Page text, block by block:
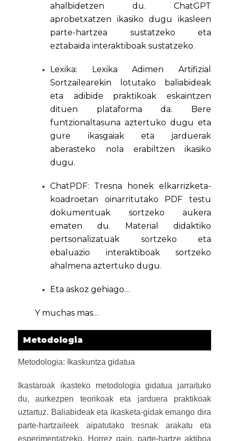
ahalbidetzen du. ChatGPT
aprobetxatzen ikasiko dugu ikasleen
parte-hartzea sustatzeko eta
eztabaida interaktiboak sustatzeko.
Lexika: Lexika Adimen Artifizial
Sortzailearekin lotutako baliabideak
eta adibide praktikoak eskaintzen
dituen plataforma da. Bere
funtzionaltasuna aztertuko dugu eta
gure ikasgaiak eta jarduerak
aberasteko nola erabiltzen ikasiko
dugu.
ChatPDF: Tresna honek elkarrizketa-
koadroetan oinarritutako PDF testu
dokumentuak sortzeko aukera
ematen du. Material didaktiko
pertsonalizatuak sortzeko eta
ebaluazio interaktiboak sortzeko
ahalmena aztertuko dugu.
Eta askoz gehiago…
Y muchas mas…
Metodologia
Metodologia: Ikaskuntza gidatua
Ikastaroak ikasteko metodologia gidatua jarraituko
du, aurkezpen teorikoak eta jarduera praktikoak
uztartuz. Baliabideak eta ikasketa-gidak emango dira
parte-hartzaileek aipatutako tresnak arakatu eta
esperimentatzeko. Horrez gain, parte-hartze aktiboa